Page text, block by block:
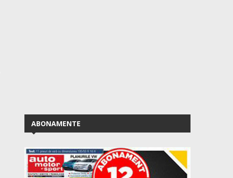
ABONAMENTE